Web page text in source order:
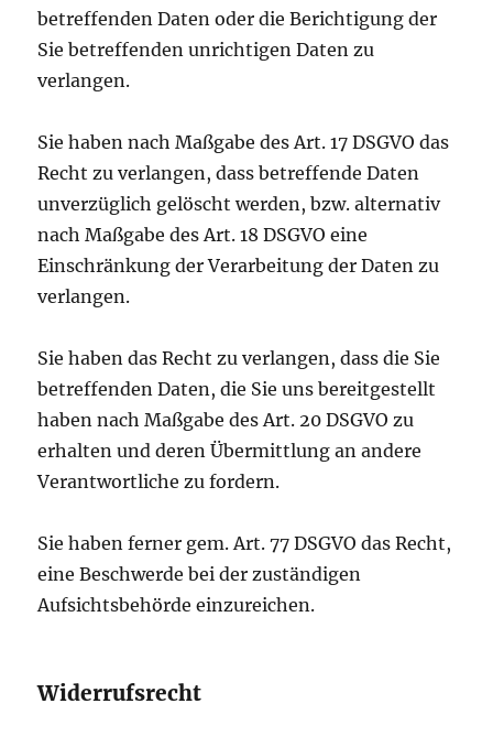
betreffenden Daten oder die Berichtigung der
Sie betreffenden unrichtigen Daten zu
verlangen.
Sie haben nach Maßgabe des Art. 17 DSGVO das
Recht zu verlangen, dass betreffende Daten
unverzüglich gelöscht werden, bzw. alternativ
nach Maßgabe des Art. 18 DSGVO eine
Einschränkung der Verarbeitung der Daten zu
verlangen.
Sie haben das Recht zu verlangen, dass die Sie
betreffenden Daten, die Sie uns bereitgestellt
haben nach Maßgabe des Art. 20 DSGVO zu
erhalten und deren Übermittlung an andere
Verantwortliche zu fordern.
Sie haben ferner gem. Art. 77 DSGVO das Recht,
eine Beschwerde bei der zuständigen
Aufsichtsbehörde einzureichen.
Widerrufsrecht